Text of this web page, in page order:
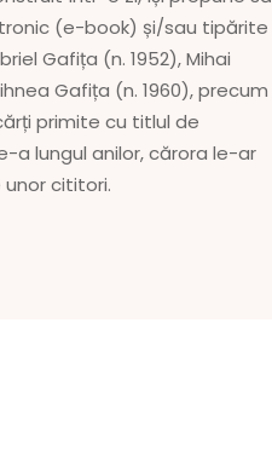
(e-book) și/sau tipărite
Gafița (n. 1952), Mihai
Gafița (n. 1960), precum
primite cu titlul de
a lungul anilor, cărora le-ar
cititori.